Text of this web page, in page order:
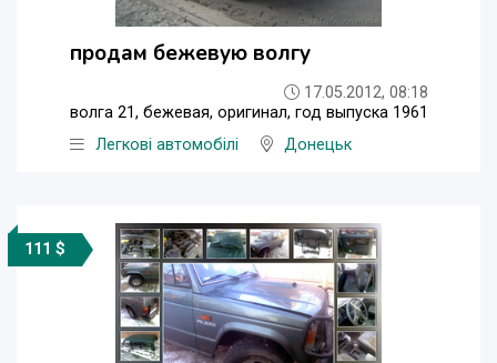
продам бежевую волгу
17.05.2012, 08:18
волга 21, бежевая, оригинал, год выпуска 1961
Легкові автомобілі
Донецьк
111 $